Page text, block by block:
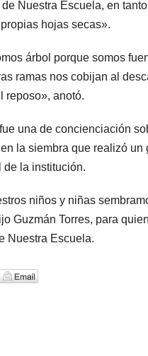
Nuestra Escuela, en
hojas secas».
árbol porque somos
ramas nos cobijan al
reposo», anotó.
una de concienciación
la siembra que realizó
de la institución.
niños y niñas
Guzmán Torres, para
Nuestra Escuela.